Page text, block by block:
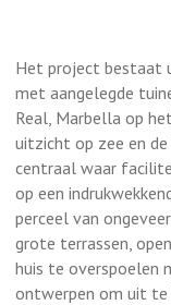
Het project bestaat
met aangelegde
Real, Marbella op
uitzicht op zee en
centraal waar
op een
perceel van
grote terrassen,
huis te overspoelen
ontwerpen om uit te